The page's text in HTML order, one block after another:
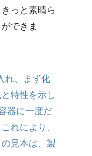
っと素晴ら
できま
れ、まず化
特性を示し
器に一度だ
れにより、
見本は、製